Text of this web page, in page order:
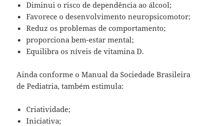
Diminui o risco de dependência ao álcool;
Favorece o desenvolvimento neuropsicomotor;
Reduz os problemas de comportamento;
proporciona bem-estar mental;
Equilibra os níveis de vitamina D.
Ainda conforme o Manual da Sociedade Brasileira
de Pediatria, também estimula:
Criatividade;
Iniciativa;